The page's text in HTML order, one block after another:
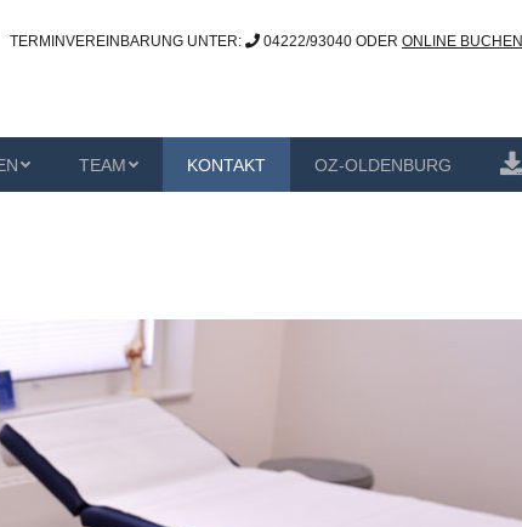
TERMINVEREINBARUNG UNTER: 04222/93040 ODER ONLINE BUCHEN
TEAM KONTAKT OZ-OLDENBURG